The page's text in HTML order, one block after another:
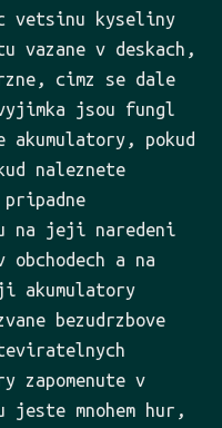
vetsinu kyseliny
vazane v deskach,
cimz se dale
jsou fungl
pokud
naleznete
na jeji naredeni
obchodech a na
akumulatory
bezudrzbove
zapomenute v
jeste mnohem hur,